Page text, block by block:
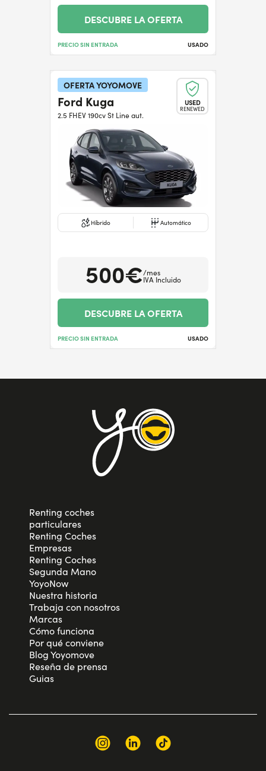
DESCUBRE LA OFERTA
PRECIO SIN ENTRADA USADO
OFERTA YOYOMOVE
USED
RENEWED
Ford Kuga
2.5 FHEV 190cv St Line aut.
Híbrido Automático
500€/mes
IVA Incluido
DESCUBRE LA OFERTA
PRECIO SIN ENTRADA USADO
Renting coches
particulares
Renting Coches
Empresas
Renting Coches
Segunda Mano
YoyoNow
Nuestra historia
Trabaja con nosotros
Marcas
Cómo funciona
Por qué conviene
Blog Yoyomove
Reseña de prensa
Guias